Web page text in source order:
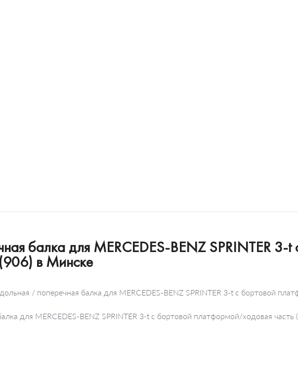
балка для MERCEDES-BENZ SPRINTER 3-
в Минске
/ поперечная балка для MERCEDES-BENZ SPRINTER 3-t c бортовой
для MERCEDES-BENZ SPRINTER 3-t c бортовой платформой/ходовая часть